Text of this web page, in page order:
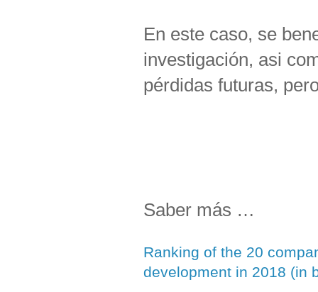
En este caso, se
investigación, asi
pérdidas futuras,
Saber más …
Ranking of the 20
development in 2018 (in